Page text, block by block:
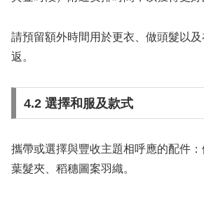
請預留額外時間用於更衣、做頭髮以
返。
4.2 選擇和服及款式
攜帶或選擇與豐收主題相呼應的配件
葉髮夾、稻穗圖案羽織。